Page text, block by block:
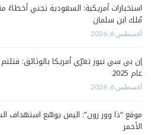
استخبارات أمريكية: السعودية تجني أخطاءً
مُلك ابن سلمان
أغسطس 6, 2026
إن بي سي نيوز تعرّي أمريكا بالوثائق:
عام 2025
أغسطس 6, 2026
موقع “ذا وور زون”: اليمن يوسّع استهداف
الأحمر